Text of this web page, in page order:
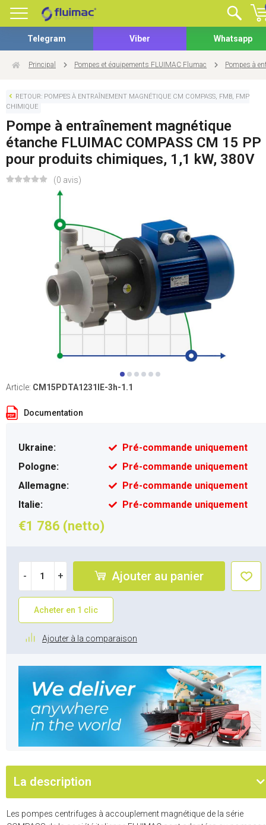
Telegram Viber Whatsapp
Principal Pompes et équipements FLUIMAC Flumac Pompes à
RETOUR: POMPES À ENTRAÎNEMENT MAGNÉTIQUE CM COMPASS, FMB, FMP
CHIMIQUE
Pompe à entraînement magnétique
étanche FLUIMAC COMPASS CM 15 PP
pour produits chimiques, 1,1 kW, 380V
(0 avis)
Article: CM15PDTA1231IE-3h-1.1
Documentation
Ukraine:
Pré-commande uniquement
Pologne:
Pré-commande uniquement
Allemagne:
Pré-commande uniquement
Italie:
Pré-commande uniquement
€1 786 (netto)
- + Ajouter au panier
Acheter en 1 clic
Ajouter à la comparaison
La description
Les pompes centrifuges à accouplement magnétique de la série